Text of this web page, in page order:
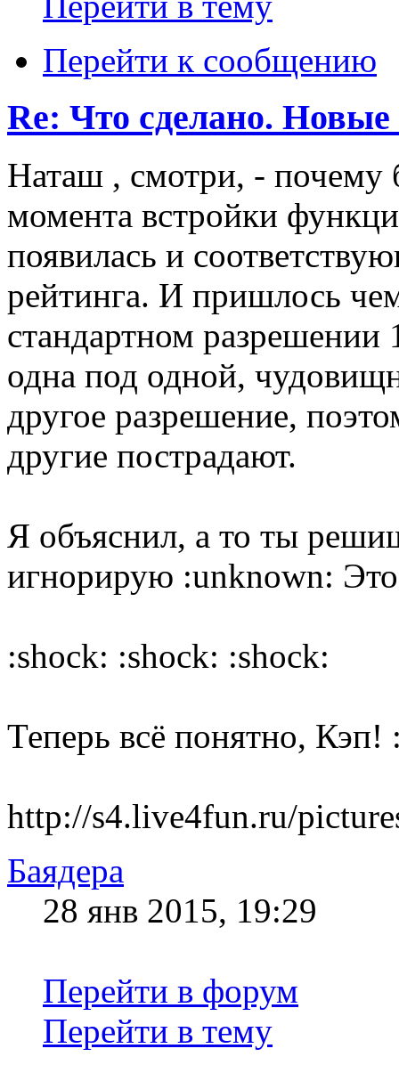
Перейти к сообщению
Re: Что сделано.
Наташ , смотри, - почему
момента встройки
появилась и
рейтинга. И пришлось
стандартном
одна под одной,
другое разрешение,
другие пострадают.
Я объяснил, а то ты
игнорирую :unknown: Это
:shock: :shock: :shock:
Теперь всё понятно, Кэп!
http://s4.live4fun.ru/
Баядера
28 янв 2015, 19:29
Перейти в форум
Перейти в тему